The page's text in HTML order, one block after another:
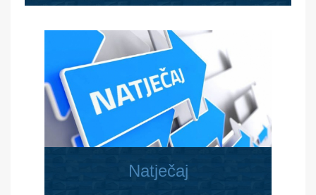
Natječaj